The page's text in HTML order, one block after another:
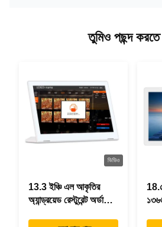
তুমিও পছন্দ করতে
ভিডিও
13.3 ইঞ্চি এল আকৃতির
অ্যান্ড্রয়েড রেস্টুরেন্ট অর্ডারিং